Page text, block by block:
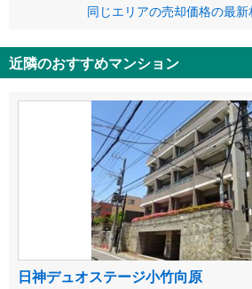
同じエリアの売却価格の最
近隣のおすすめマンション
日神デュオステージ小竹向原